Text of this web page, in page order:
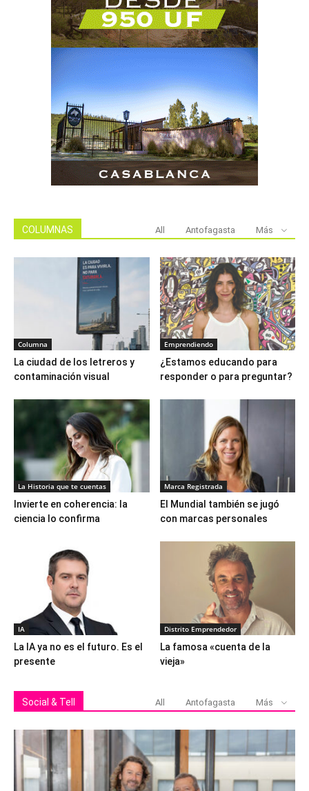
COLUMNAS All Antofagasta Más
Columna
La ciudad de los letreros y
contaminación visual
Emprendiendo
¿Estamos educando para
responder o para preguntar?
La Historia que te cuentas
Invierte en coherencia: la
ciencia lo confirma
Marca Registrada
El Mundial también se jugó
con marcas personales
IA
La IA ya no es el futuro. Es el
presente
Distrito Emprendedor
La famosa «cuenta de la
vieja»
Social & Tell All Antofagasta Más